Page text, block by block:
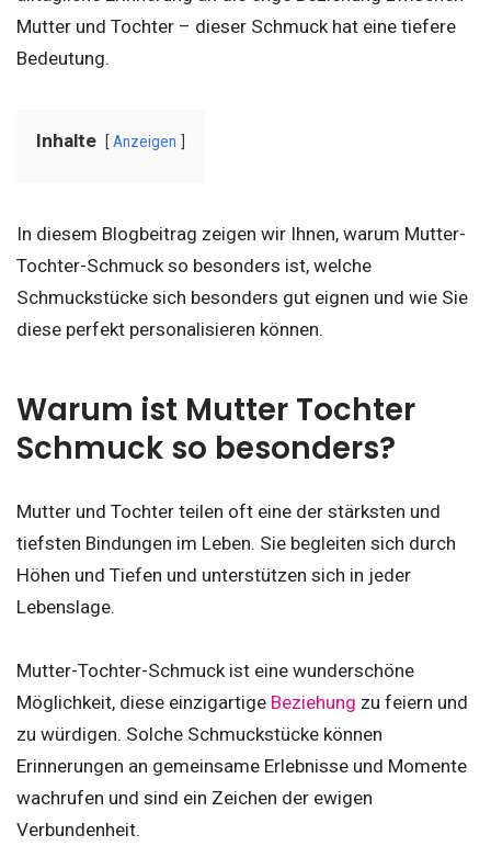
Mutter und Tochter – dieser Schmuck hat eine tiefere
Bedeutung.
Inhalte Anzeigen
In diesem Blogbeitrag zeigen wir Ihnen, warum Mutter-
Tochter-Schmuck so besonders ist, welche
Schmuckstücke sich besonders gut eignen und wie Sie
diese perfekt personalisieren können.
Warum ist Mutter Tochter
Schmuck so besonders?
Mutter und Tochter teilen oft eine der stärksten und
tiefsten Bindungen im Leben. Sie begleiten sich durch
Höhen und Tiefen und unterstützen sich in jeder
Lebenslage.
Mutter-Tochter-Schmuck ist eine wunderschöne
Möglichkeit, diese einzigartige Beziehung zu feiern und
zu würdigen. Solche Schmuckstücke können
Erinnerungen an gemeinsame Erlebnisse und Momente
wachrufen und sind ein Zeichen der ewigen
Verbundenheit.